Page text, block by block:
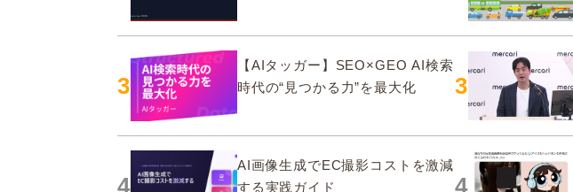
3
【AIタッガー】SEO×GEO AI検索
時代の“見つかる力”を最大化
4
AI画像生成でEC撮影コストを激減
する実践ガイド
3
4